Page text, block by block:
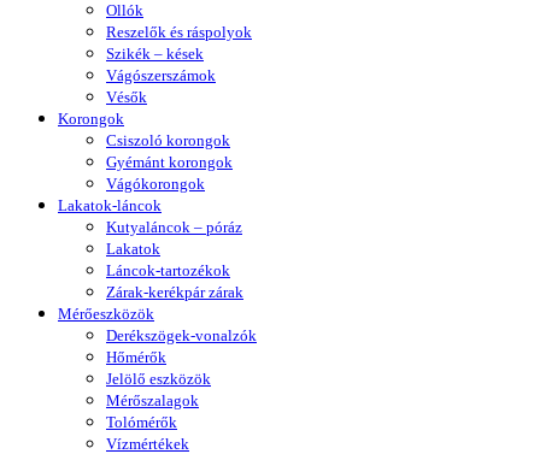
Ollók
Reszelők és ráspolyok
Szikék – kések
Vágószerszámok
Vésők
Korongok
Csiszoló korongok
Gyémánt korongok
Vágókorongok
Lakatok-láncok
Kutyaláncok – póráz
Lakatok
Láncok-tartozékok
Zárak-kerékpár zárak
Mérőeszközök
Derékszögek-vonalzók
Hőmérők
Jelölő eszközök
Mérőszalagok
Tolómérők
Vízmértékek